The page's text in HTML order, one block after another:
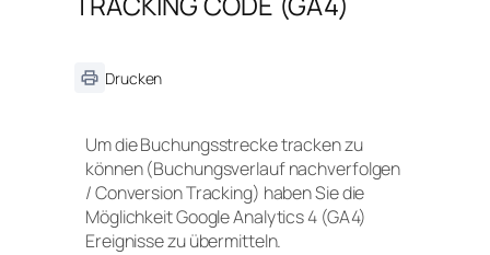
Drucken
Um die Buchungsstrecke tracken zu
können (Buchungsverlauf nachverfolgen
/ Conversion Tracking) haben Sie die
Möglichkeit Google Analytics 4 (GA4)
Ereignisse zu übermitteln.